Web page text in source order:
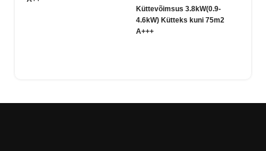
Küttevõimsus 3.8kW(0.9-
4.6kW) Kütteks kuni 75m2
A+++